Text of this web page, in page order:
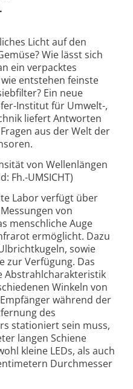
Licht auf den
Wie lässt sich
ein verpacktes
entstehen feinste
Ein neue
Institut für Umwelt-,
liefert Antworten
aus der Welt der
von Wellenlängen
Fh.-UMSICHT)
Labor verfügt über
von
menschliche Auge
ermöglicht. Dazu
sowie
zur Verfügung. Das
Abstrahl­charakteristik
Winkeln von
während der
des
stationiert sein muss,
langen Schiene
kleine LEDs, als auch
Durchmesser